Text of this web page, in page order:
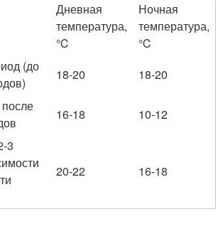
Дневная
температура,
℃
Ночная
температура,
℃
(до
18-20
18-20
16-18
10-12
3
20-22 16-18